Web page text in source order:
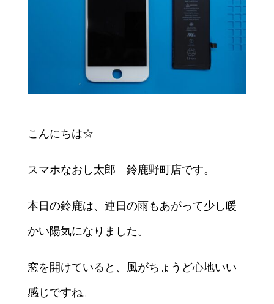
こんにちは☆
スマホなおし太郎 鈴鹿野町店です。
本日の鈴鹿は、連日の雨もあがって少し暖
かい陽気になりました。
窓を開けていると、風がちょうど心地いい
感じですね。